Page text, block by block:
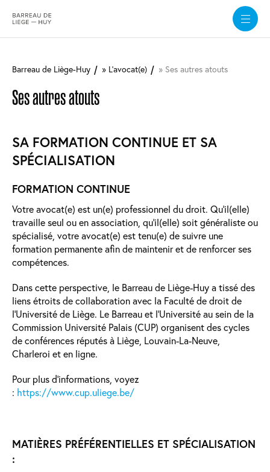
contenu
Barreau de Liège-Huy L'avocat(e) Ses autres atouts
Ses autres atouts
SA FORMATION CONTINUE ET SA
SPÉCIALISATION
FORMATION CONTINUE
Votre avocat(e) est un(e) professionnel du droit. Qu'il(elle)
travaille seul ou en association, qu’il(elle) soit généraliste ou
spécialisé, votre avocat(e) est tenu(e) de suivre une
formation permanente afin de maintenir et de renforcer ses
compétences.
Dans cette perspective, le Barreau de Liège-Huy a tissé des
liens étroits de collaboration avec la Faculté de droit de
l'Université de Liège. Le Barreau et l’Université au sein de la
Commission Université Palais (CUP) organisent des cycles
de conférences réputés à Liège, Louvain-La-Neuve,
Charleroi et en ligne.
Pour plus d’informations, voyez
: https://www.cup.uliege.be/
MATIÈRES PRÉFÉRENTIELLES ET SPÉCIALISATION
: